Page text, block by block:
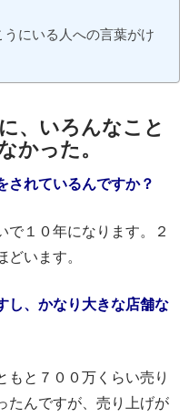
にいる人への言葉がけ
、いろんなこと
かった。
れているんですか？
で１０年になります。２
います。
、かなり大きな店舗な
もと７００万くらい売り
たんですが、売り上げが